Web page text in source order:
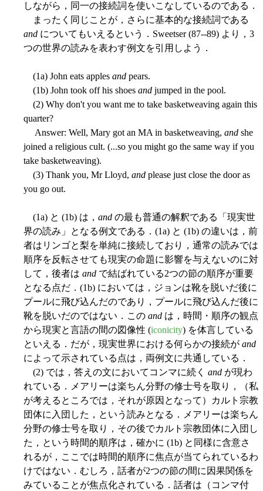
しながら，同一の接続詞を使いこなしているのである．
まったく同じことが，さらに基本的な接続詞である
and についてもいえるという．Sweetser (87--89) より，3
つの世界の読みを表わす例文を引用しよう．
(1a) John eats apples and pears.
(1b) John took off his shoes and jumped in the pool.
(2) Why don't you want me to take basketweaving again this
quarter?
Answer: Well, Mary got an MA in basketweaving, and she
joined a religious cult. (...so you might go the same way if you
take basketweaving).
(3) Thank you, Mr Lloyd, and please just close the door as
you go out.
(1a) と (1b) は， and の最も普通の解釈である「現実世
界の読み」となる例文である．(1a) と (1b) の違いは，前
者はリンゴと梨を単純に接続しており，通常の読みでは
順序を反転させても現実の命題に影響を与えないのに対
して，後者は and で結ばれている2つの節の順序が重要
となる点だ．(1b) においては，ジョンは靴を脱いだ後に
プールに飛び込んだのであり，プールに飛び込んだ後に
靴を脱いだのではない．この and は，時間・順序の観点
から現実と言語の間の図像性 (iconicity) を体言している
といえる．だが，現実世界における何らかの接続が and
によって示されている点は，両例文に共通している．
(2) では，答えの文においてコンマに続く and が現わ
れている．メアリーは楽ちん分野の修士号を取り，（私
が考えるところでは，それが原因となって）カルト宗教
団体に入団した，という読みとなる．メアリーは楽ちん
分野の修士号を取り，その後でカルト宗教団体に入団し
た，という時間的順序は，確かに (1b) と同様に含意さ
れるが，ここでは時間的順序に焦点が当てられているわ
けではない．むしろ，話者が2つの節の間に因果関係を
みていることが焦点化されている．話者は（コンマ付